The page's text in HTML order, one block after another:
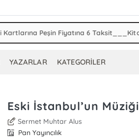
YAZARLAR KATEGORİLER
Eski İstanbul’un Müziği
Sermet Muhtar Alus
Pan Yayıncılık